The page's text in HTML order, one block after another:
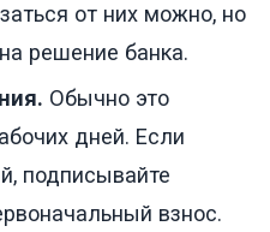
от них можно, но
решение банка.
Обычно это
дней. Если
подписывайте
взнос.